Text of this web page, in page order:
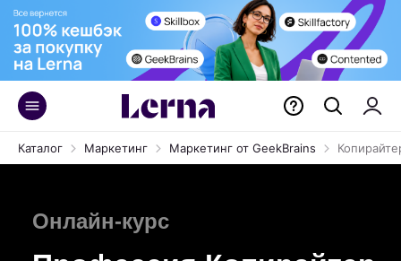
Каталог Маркетинг Маркетинг от GeekBrains
Онлайн-курс